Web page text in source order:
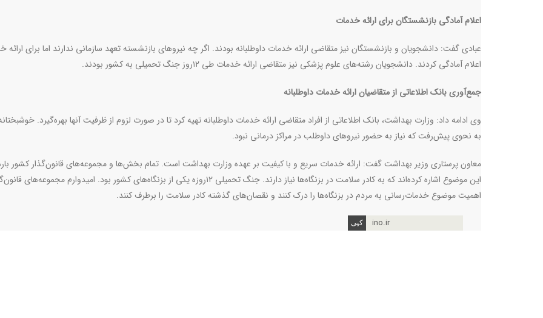
اعلام آمادگی بازنشستگان برای ارائه خدمات
عبادی گفت: دانشجویان و بازنشستگان نیز متقاضی ارائه خدمات داوطلبانه بودند. اگر چه نیروهای بازنشسته تعهد سازمانی ندارند اما برای ارائه
اعلام آمادگی کردند. دانشجویان رشته‌های علوم پزشکی نیز متقاضی ارائه خدمات طی ۱۲روز جنگ تحمیلی به کشور بودند
.
جمع‌آوری بانک اطلاعاتی از متقاضیان ارائه خدمات داوطلبانه
وی ادامه داد: وزارت بهداشت، بانک اطلاعاتی از افراد متقاضی ارائه خدمات داوطلبانه تهیه کرد تا در صورت لزوم از ظرفیت آنها بهره‌گیرد.
به نحوی پیش‌رفت که نیاز به حضور نیروهای داوطلب در مراکز درمانی نبود.
معاون پرستاری وزیر بهداشت گفت: ارائه خدمات سریع و با کیفیت بر عهده وزارت بهداشت است. تمام بخش‌ها و مجموعه‌های قانون‌گذار کشور
این موضوع اشاره کرده‌اند که به کادر سلامت در بزنگاه‌ها نیاز دارند. جنگ تحمیلی ۱۲روزه یکی از بزنگاه‌های کشور بود. امیدوارم مجموعه‌های
اهمیت موضوع خدمات‌رسانی به مردم در بزنگاه‌ها را درک کنند و نقصان‌های گذشته کادر سلامت را برطرف کنند.
ino.ir